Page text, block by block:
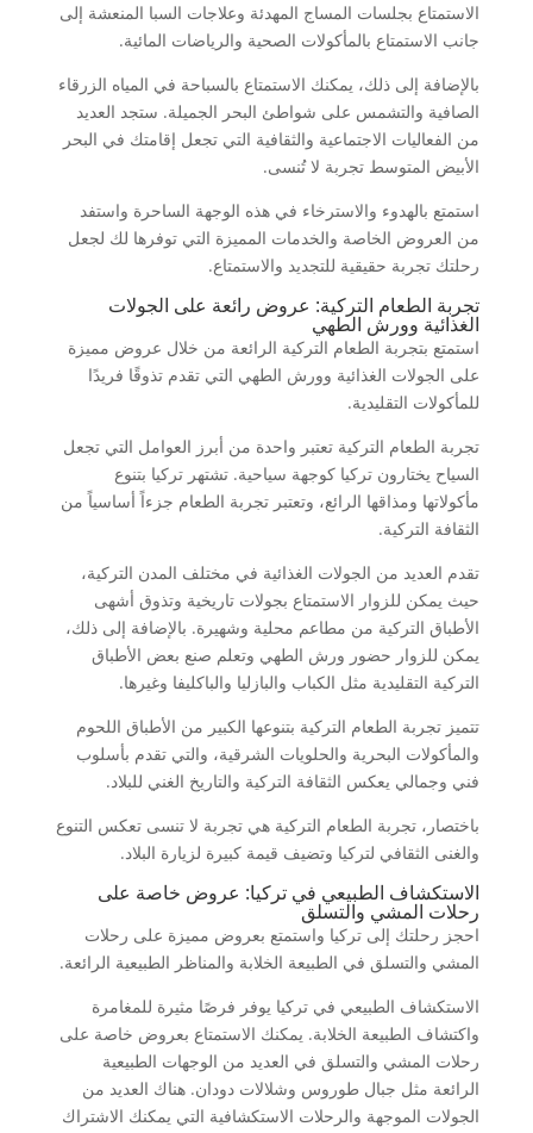
الاستمتاع بجلسات المساج المهدئة وعلاجات السبا المنعشة إلى
جانب الاستمتاع بالمأكولات الصحية والرياضات المائية.
بالإضافة إلى ذلك، يمكنك الاستمتاع بالسباحة في المياه الزرقاء
الصافية والتشمس على شواطئ البحر الجميلة. ستجد العديد
من الفعاليات الاجتماعية والثقافية التي تجعل إقامتك في البحر
الأبيض المتوسط تجربة لا تُنسى.
استمتع بالهدوء والاسترخاء في هذه الوجهة الساحرة واستفد
من العروض الخاصة والخدمات المميزة التي توفرها لك لجعل
رحلتك تجربة حقيقية للتجديد والاستمتاع.
تجربة الطعام التركية: عروض رائعة على الجولات
الغذائية وورش الطهي
استمتع بتجربة الطعام التركية الرائعة من خلال عروض مميزة
على الجولات الغذائية وورش الطهي التي تقدم تذوقًا فريدًا
للمأكولات التقليدية.
تجربة الطعام التركية تعتبر واحدة من أبرز العوامل التي تجعل
السياح يختارون تركيا كوجهة سياحية. تشتهر تركيا بتنوع
مأكولاتها ومذاقها الرائع، وتعتبر تجربة الطعام جزءاً أساسياً من
الثقافة التركية.
تقدم العديد من الجولات الغذائية في مختلف المدن التركية،
حيث يمكن للزوار الاستمتاع بجولات تاريخية وتذوق أشهى
الأطباق التركية من مطاعم محلية وشهيرة. بالإضافة إلى ذلك،
يمكن للزوار حضور ورش الطهي وتعلم صنع بعض الأطباق
التركية التقليدية مثل الكباب والبازليا والباكليفا وغيرها.
تتميز تجربة الطعام التركية بتنوعها الكبير من الأطباق اللحوم
والمأكولات البحرية والحلويات الشرقية، والتي تقدم بأسلوب
فني وجمالي يعكس الثقافة التركية والتاريخ الغني للبلاد.
باختصار، تجربة الطعام التركية هي تجربة لا تنسى تعكس التنوع
والغنى الثقافي لتركيا وتضيف قيمة كبيرة لزيارة البلاد.
الاستكشاف الطبيعي في تركيا: عروض خاصة على
رحلات المشي والتسلق
احجز رحلتك إلى تركيا واستمتع بعروض مميزة على رحلات
المشي والتسلق في الطبيعة الخلابة والمناظر الطبيعية الرائعة.
الاستكشاف الطبيعي في تركيا يوفر فرصًا مثيرة للمغامرة
واكتشاف الطبيعة الخلابة. يمكنك الاستمتاع بعروض خاصة على
رحلات المشي والتسلق في العديد من الوجهات الطبيعية
الرائعة مثل جبال طوروس وشلالات دودان. هناك العديد من
الجولات الموجهة والرحلات الاستكشافية التي يمكنك الاشتراك